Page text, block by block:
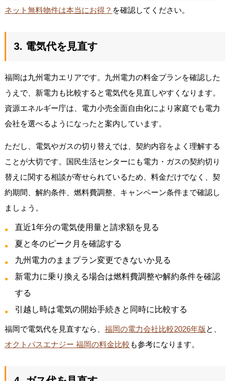
ネット無料物件は本当にお得？ を確認してください。
3. 電気代を見直す
福岡は九州電力エリアです。九州電力の料金プランを確認した
うえで、新電力も比較すると電気代を見直しやすくなります。
資源エネルギー庁は、電力小売全面自由化により家庭でも電力
会社を選べるようになったと案内しています。
ただし、電気やガスの切り替えでは、契約内容をよく理解する
ことが大切です。国民生活センターにも電力・ガスの契約切り
替えに関する相談が寄せられているため、料金だけでなく、契
約期間、解約条件、燃料費調整、キャンペーン条件まで確認し
ましょう。
直近1年分の電気使用量と請求額を見る
夏と冬のピーク月を確認する
九州電力のままプラン変更できないか見る
新電力に乗り換える場合は燃料費調整や解約条件を確認
する
引越し時は電気の開始手続きと同時に比較する
福岡で電気代を見直すなら、 福岡の電力会社比較2026年版と、
オクトパスエナジー 福岡の料金比較も参考になります。